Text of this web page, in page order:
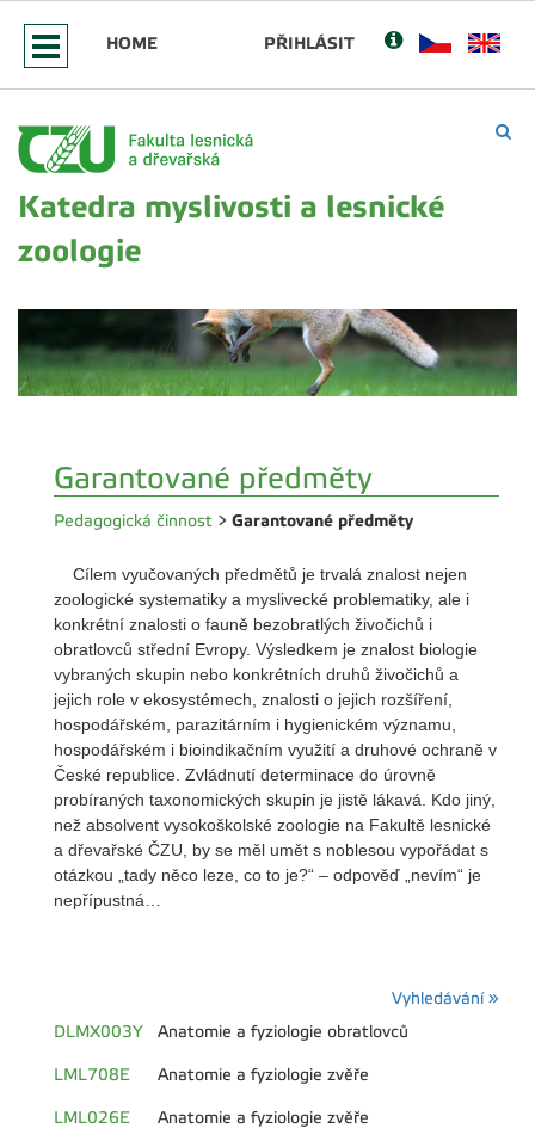
HOME PŘIHLÁSIT
Katedra myslivosti a lesnické
zoologie
Garantované předměty
Pedagogická činnost > Garantované předměty
Cílem vyučovaných předmětů je trvalá znalost nejen
zoologické systematiky a myslivecké problematiky, ale i
konkrétní znalosti o fauně bezobratlých živočichů i
obratlovců střední Evropy. Výsledkem je znalost biologie
vybraných skupin nebo konkrétních druhů živočichů a
jejich role v ekosystémech, znalosti o jejich rozšíření,
hospodářském, parazitárním i hygienickém významu,
hospodářském i bioindikačním využití a druhové ochraně v
České republice. Zvládnutí determinace do úrovně
probíraných taxonomických skupin je jistě lákavá. Kdo jiný,
než absolvent vysokoškolské zoologie na Fakultě lesnické
a dřevařské ČZU, by se měl umět s noblesou vypořádat s
otázkou „tady něco leze, co to je?“ – odpověď „nevím“ je
nepřípustná…
Vyhledávání »
DLMX003Y
Anatomie a fyziologie obratlovců
LML708E Anatomie a fyziologie zvěře
LML026E Anatomie a fyziologie zvěře